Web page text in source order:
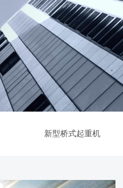
新型桥式起重机